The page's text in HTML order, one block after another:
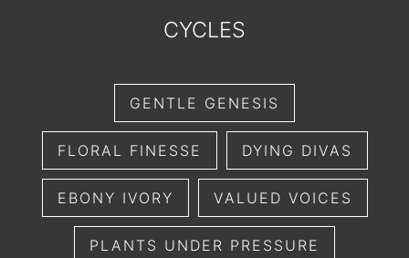
CYCLES
GENTLE GENESIS
FLORAL FINESSE DYING DIVAS
EBONY IVORY VALUED VOICES
PLANTS UNDER PRESSURE